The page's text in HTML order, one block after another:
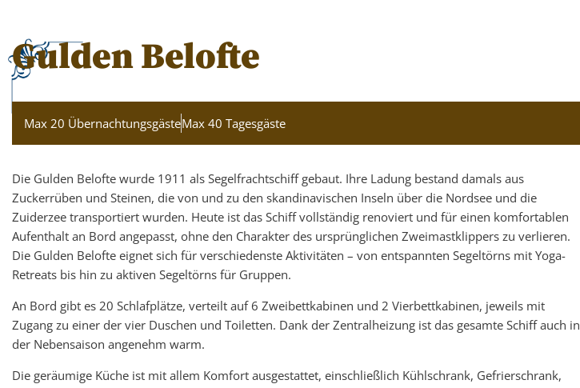
Gulden Belofte
Max 20 ÜbernachtungsgästeMax 40 Tagesgäste
Die Gulden Belofte wurde 1911 als Segelfrachtschiff gebaut. Ihre Ladung bestand damals aus
Zuckerrüben und Steinen, die von und zu den skandinavischen Inseln über die Nordsee und die
Zuiderzee transportiert wurden. Heute ist das Schiff vollständig renoviert und für einen komfortablen
Aufenthalt an Bord angepasst, ohne den Charakter des ursprünglichen Zweimastklippers zu verlieren.
Die Gulden Belofte eignet sich für verschiedenste Aktivitäten – von entspannten Segeltörns mit Yoga-
Retreats bis hin zu aktiven Segeltörns für Gruppen.
An Bord gibt es 20 Schlafplätze, verteilt auf 6 Zweibettkabinen und 2 Vierbettkabinen, jeweils mit
Zugang zu einer der vier Duschen und Toiletten. Dank der Zentralheizung ist das gesamte Schiff auch in
der Nebensaison angenehm warm.
Die geräumige Küche ist mit allem Komfort ausgestattet, einschließlich Kühlschrank, Gefrierschrank,